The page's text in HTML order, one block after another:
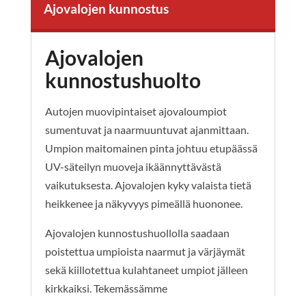
Ajovalojen kunnostus
Ajovalojen
kunnostushuolto
Autojen muovipintaiset ajovaloumpiot
sumentuvat ja naarmuuntuvat ajanmittaan.
Umpion maitomainen pinta johtuu etupäässä
UV-säteilyn muoveja ikäännyttävästä
vaikutuksesta. Ajovalojen kyky valaista tietä
heikkenee ja näkyvyys pimeällä huononee.
Ajovalojen kunnostushuollolla saadaan
poistettua umpioista naarmut ja värjäymät
sekä kiillotettua kulahtaneet umpiot jälleen
kirkkaiksi. Tekemässämme